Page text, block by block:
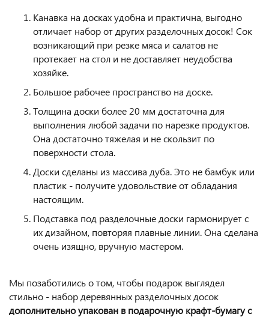
Канавка на досках удобна и практична, выгодно
отличает набор от других разделочных досок! Сок
возникающий при резке мяса и салатов не
протекает на стол и не доставляет неудобства
хозяйке.
Большое рабочее пространство на доске.
Толщина доски более 20 мм достаточна для
выполнения любой задачи по нарезке продуктов.
Она достаточно тяжелая и не скользит по
поверхности стола.
Доски сделаны из массива дуба. Это не бамбук или
пластик - получите удовольствие от обладания
настоящим.
Подставка под разделочные доски гармонирует с
их дизайном, повторяя плавные линии. Она сделана
очень изящно, вручную мастером.
Мы позаботились о том, чтобы подарок выглядел
стильно - набор деревянных разделочных досок
дополнительно упакован в подарочную крафт-бумагу с